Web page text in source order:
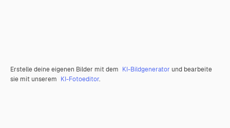
Erstelle deine eigenen Bilder mit dem KI-Bildgenerator und bearbeite
sie mit unserem KI-Fotoeditor.